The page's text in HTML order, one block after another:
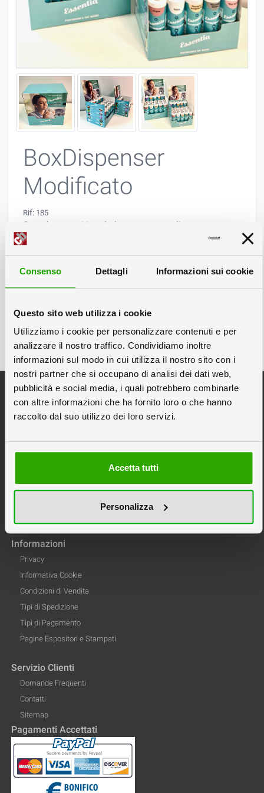
Consenso Dettagli Informazioni sui cookie
Questo sito web utilizza i cookie
Utilizziamo i cookie per personalizzare contenuti e per
analizzare il nostro traffico. Condividiamo inoltre
informazioni sul modo in cui utilizza il nostro sito con i
nostri partner che si occupano di analisi dei dati web,
pubblicità e social media, i quali potrebbero combinarle
con altre informazioni che ha fornito loro o che hanno
raccolto dal suo utilizzo dei loro servizi.
Accetta tutti
Personalizza
BoxDispenser
Modificato
Rif: 185
Scatola espositiva da banco personalizzata,
realizzato in cartone microonda stampato e
plastificato dimensione fuori standard.
Ripiano interno per differenziare i flaconi.
Categorie Principali
Espositori da Banco
Espositori Pubblicitari
Stampa Pannelli
Informazioni
Privacy
Informativa Cookie
Condizioni di Vendita
Tipi di Spedizione
Tipi di Pagamento
Pagine Espositori e Stampati
Servizio Clienti
Domande Frequenti
Contatti
Sitemap
Pagamenti Accettati